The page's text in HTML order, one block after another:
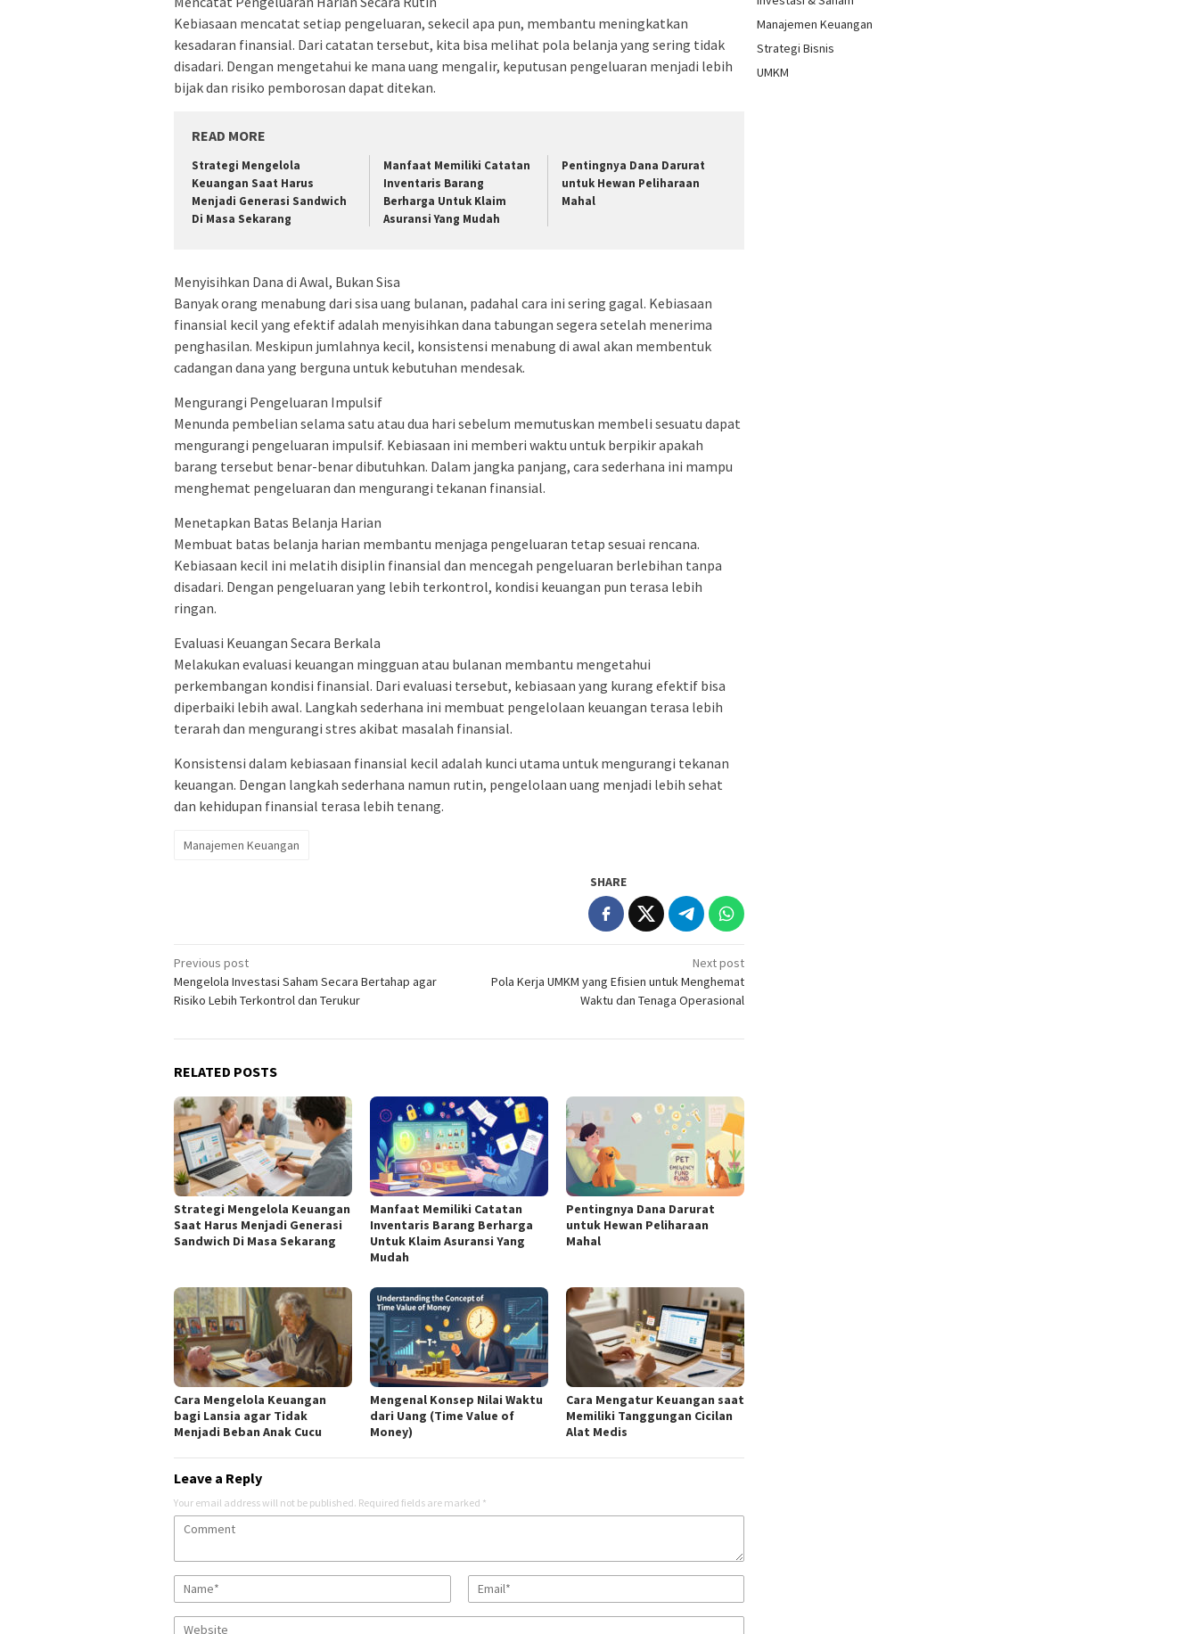
Kebiasaan mencatat setiap pengeluaran, sekecil apa pun, membantu meningkatkan
kesadaran finansial. Dari catatan tersebut, kita bisa melihat pola belanja yang sering tidak
disadari. Dengan mengetahui ke mana uang mengalir, keputusan pengeluaran menjadi lebih
bijak dan risiko pemborosan dapat ditekan.
READ MORE
Strategi Mengelola
Keuangan Saat Harus
Menjadi Generasi Sandwich
Di Masa Sekarang
Manfaat Memiliki Catatan
Inventaris Barang
Berharga Untuk Klaim
Asuransi Yang Mudah
Pentingnya Dana Darurat
untuk Hewan Peliharaan
Mahal
Menyisihkan Dana di Awal, Bukan Sisa
Banyak orang menabung dari sisa uang bulanan, padahal cara ini sering gagal. Kebiasaan
finansial kecil yang efektif adalah menyisihkan dana tabungan segera setelah menerima
penghasilan. Meskipun jumlahnya kecil, konsistensi menabung di awal akan membentuk
cadangan dana yang berguna untuk kebutuhan mendesak.
Mengurangi Pengeluaran Impulsif
Menunda pembelian selama satu atau dua hari sebelum memutuskan membeli sesuatu dapat
mengurangi pengeluaran impulsif. Kebiasaan ini memberi waktu untuk berpikir apakah
barang tersebut benar-benar dibutuhkan. Dalam jangka panjang, cara sederhana ini mampu
menghemat pengeluaran dan mengurangi tekanan finansial.
Menetapkan Batas Belanja Harian
Membuat batas belanja harian membantu menjaga pengeluaran tetap sesuai rencana.
Kebiasaan kecil ini melatih disiplin finansial dan mencegah pengeluaran berlebihan tanpa
disadari. Dengan pengeluaran yang lebih terkontrol, kondisi keuangan pun terasa lebih
ringan.
Evaluasi Keuangan Secara Berkala
Melakukan evaluasi keuangan mingguan atau bulanan membantu mengetahui
perkembangan kondisi finansial. Dari evaluasi tersebut, kebiasaan yang kurang efektif bisa
diperbaiki lebih awal. Langkah sederhana ini membuat pengelolaan keuangan terasa lebih
terarah dan mengurangi stres akibat masalah finansial.
Konsistensi dalam kebiasaan finansial kecil adalah kunci utama untuk mengurangi tekanan
keuangan. Dengan langkah sederhana namun rutin, pengelolaan uang menjadi lebih sehat
dan kehidupan finansial terasa lebih tenang.
Manajemen Keuangan
SHARE
Post
navigation
Previous post
Mengelola Investasi Saham Secara Bertahap agar
Risiko Lebih Terkontrol dan Terukur
Next post
Pola Kerja UMKM yang Efisien untuk Menghemat
Waktu dan Tenaga Operasional
RELATED POSTS
Strategi Mengelola Keuangan
Saat Harus Menjadi Generasi
Sandwich Di Masa Sekarang
Manfaat Memiliki Catatan
Inventaris Barang Berharga
Untuk Klaim Asuransi Yang
Mudah
Pentingnya Dana Darurat
untuk Hewan Peliharaan
Mahal
Cara Mengelola Keuangan
bagi Lansia agar Tidak
Menjadi Beban Anak Cucu
Mengenal Konsep Nilai Waktu
dari Uang (Time Value of
Money)
Cara Mengatur Keuangan saat
Memiliki Tanggungan Cicilan
Alat Medis
Leave a Reply
Your email address will not be published. Required fields are marked *
Manajemen Keuangan
Strategi Bisnis
UMKM